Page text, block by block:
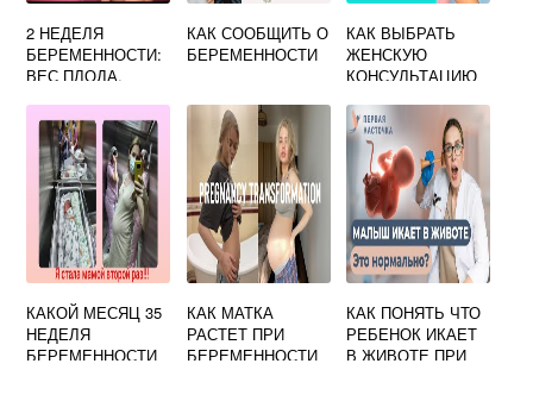
2 НЕДЕЛЯ
БЕРЕМЕННОСТИ:
ВЕС ПЛОДА,
ОЩУЩЕНИЯ,
СОВЕТЫ
КАК СООБЩИТЬ О
БЕРЕМЕННОСТИ
КАК ВЫБРАТЬ
ЖЕНСКУЮ
КОНСУЛЬТАЦИЮ
БЕРЕМЕННОСТИ
КАКОЙ МЕСЯЦ 35
НЕДЕЛЯ
БЕРЕМЕННОСТИ
КАК МАТКА
РАСТЕТ ПРИ
БЕРЕМЕННОСТИ
КАК ПОНЯТЬ ЧТО
РЕБЕНОК ИКАЕТ
В ЖИВОТЕ ПРИ